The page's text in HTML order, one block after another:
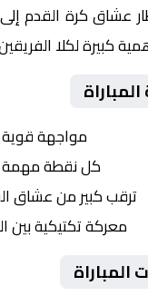
عشاق كرة القدم
كبيرة لكلا
مواجهة
كل نقطة مهمة
ترقب كبير من عشاق
معركة تكتيكية بين
المباراة